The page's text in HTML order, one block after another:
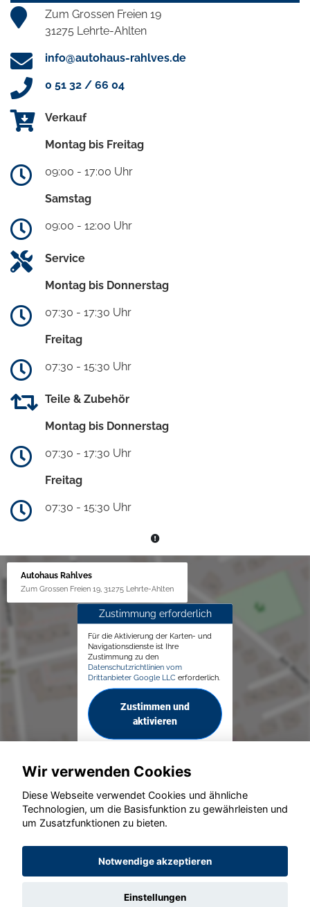
Zum Grossen Freien 19
31275 Lehrte-Ahlten
info@autohaus-rahlves.de
0 51 32 / 66 04
Verkauf
Montag bis Freitag
09:00 - 17:00 Uhr
Samstag
09:00 - 12:00 Uhr
Service
Montag bis Donnerstag
07:30 - 17:30 Uhr
Freitag
07:30 - 15:30 Uhr
Teile & Zubehör
Montag bis Donnerstag
07:30 - 17:30 Uhr
Freitag
07:30 - 15:30 Uhr
Autohaus Rahlves
Zum Grossen Freien 19, 31275 Lehrte-Ahlten
Zustimmung erforderlich
Für die Aktivierung der Karten- und
Navigationsdienste ist Ihre
Zustimmung zu den
Datenschutzrichtlinien vom
Drittanbieter Google LLC erforderlich.
Zustimmen und
aktivieren
© konjunkturmotor.de GmbH 2020 - 2026
Wir verwenden Cookies
Diese Webseite verwendet Cookies und ähnliche
Technologien, um die Basisfunktion zu gewährleisten und
um Zusatzfunktionen zu bieten.
Notwendige akzeptieren
Einstellungen